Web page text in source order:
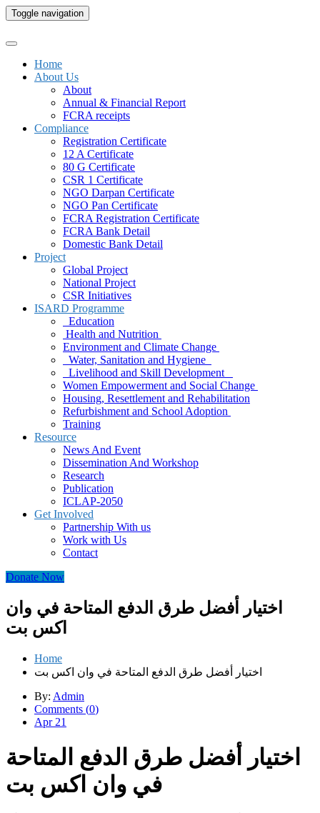
Toggle navigation
Home
About Us
About
Annual & Financial Report
FCRA receipts
Compliance
Registration Certificate
12 A Certificate
80 G Certificate
CSR 1 Certificate
NGO Darpan Certificate
NGO Pan Certificate
FCRA Registration Certificate
FCRA Bank Detail
Domestic Bank Detail
Project
Global Project
National Project
CSR Initiatives
ISARD Programme
Education
Health and Nutrition
Environment and Climate Change
Water, Sanitation and Hygiene
Livelihood and Skill Development
Women Empowerment and Social Change
Housing, Resettlement and Rehabilitation
Refurbishment and School Adoption
Training
Resource
News And Event
Dissemination And Workshop
Research
Publication
ICLAP-2050
Get Involved
Partnership With us
Work with Us
Contact
Donate Now
اختيار أفضل طرق الدفع المتاحة في وان
اكس بت
Home
اختيار أفضل طرق الدفع المتاحة في وان اكس بت
By: Admin
Comments (0)
Apr 21
اختيار أفضل طرق الدفع المتاحة
في وان اكس بت